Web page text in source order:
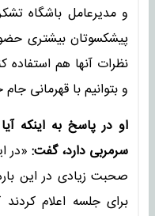
و مدیرعامل باشگاه
پیشکسوتان بیشتری
نظرات آنها هم استفاده
و بتوانیم با قهرمانی
او در‌ پاسخ به اینکه
سرمربی دارد، گفت: «در
صحبت زیادی در این
برای جلسه اعلام